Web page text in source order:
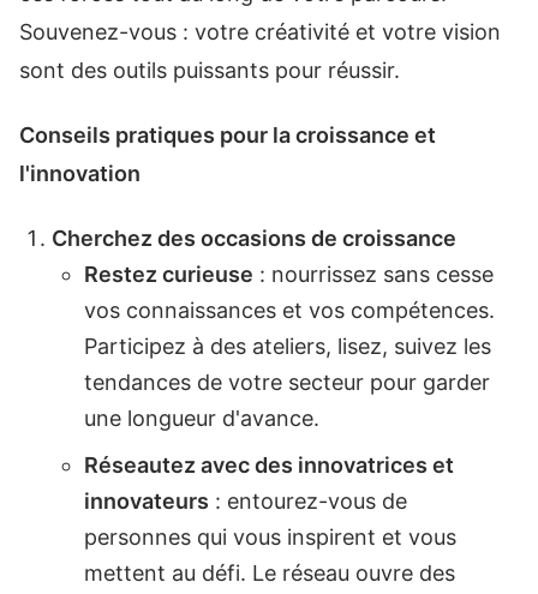
Souvenez-vous : votre créativité et votre vision
sont des outils puissants pour réussir.
Conseils pratiques pour la croissance et
l'innovation
Cherchez des occasions de croissance
Restez curieuse : nourrissez sans cesse
vos connaissances et vos compétences.
Participez à des ateliers, lisez, suivez les
tendances de votre secteur pour garder
une longueur d'avance.
Réseautez avec des innovatrices et
innovateurs : entourez-vous de
personnes qui vous inspirent et vous
mettent au défi. Le réseau ouvre des